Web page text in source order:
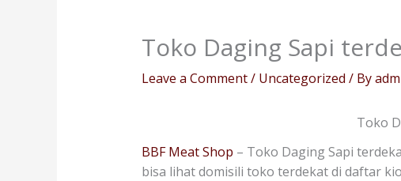
Toko Daging Sapi
Leave a Comment/ Uncategorized / By
Toko
BBF Meat Shop – Toko Daging Sapi
bisa lihat domisili toko terdekat di daftar